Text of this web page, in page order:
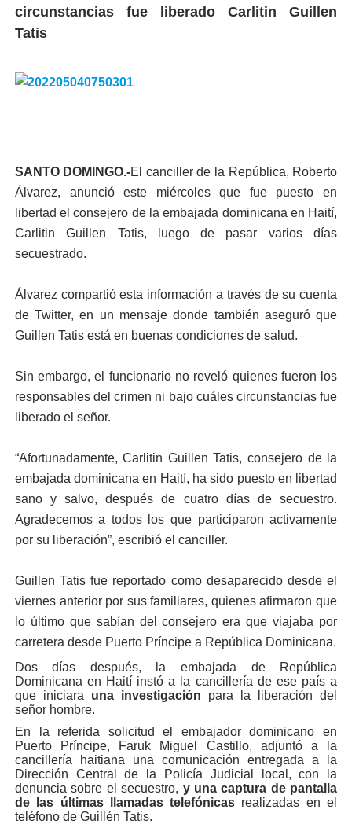
circunstancias fue liberado Carlitin Guillen
Tatis
SANTO DOMINGO.-El canciller de la República, Roberto
Álvarez, anunció este miércoles que fue puesto en
libertad el consejero de la embajada dominicana en Haití,
Carlitin Guillen Tatis, luego de pasar varios días
secuestrado.
Álvarez compartió esta información a través de su cuenta
de Twitter, en un mensaje donde también aseguró que
Guillen Tatis está en buenas condiciones de salud.
Sin embargo, el funcionario no reveló quienes fueron los
responsables del crimen ni bajo cuáles circunstancias fue
liberado el señor.
“Afortunadamente, Carlitin Guillen Tatis, consejero de la
embajada dominicana en Haití, ha sido puesto en libertad
sano y salvo, después de cuatro días de secuestro.
Agradecemos a todos los que participaron activamente
por su liberación”, escribió el canciller.
Guillen Tatis fue reportado como desaparecido desde el
viernes anterior por sus familiares, quienes afirmaron que
lo último que sabían del consejero era que viajaba por
carretera desde Puerto Príncipe a República Dominicana.
Dos días después, la embajada de República
Dominicana en Haití instó a la cancillería de ese país a
que iniciara una investigación para la liberación del
señor hombre.
En la referida solicitud el embajador dominicano en
Puerto Príncipe, Faruk Miguel Castillo, adjuntó a la
cancillería haitiana una comunicación entregada a la
Dirección Central de la Policía Judicial local, con la
denuncia sobre el secuestro, y una captura de pantalla
de las últimas llamadas telefónicas realizadas en el
teléfono de Guillén Tatis.